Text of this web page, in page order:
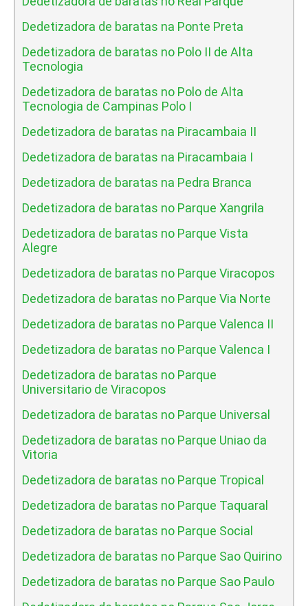
Dedetizadora de baratas na Ponte Preta
Dedetizadora de baratas no Polo II de Alta
Tecnologia
Dedetizadora de baratas no Polo de Alta
Tecnologia de Campinas Polo I
Dedetizadora de baratas na Piracambaia II
Dedetizadora de baratas na Piracambaia I
Dedetizadora de baratas na Pedra Branca
Dedetizadora de baratas no Parque Xangrila
Dedetizadora de baratas no Parque Vista
Alegre
Dedetizadora de baratas no Parque Viracopos
Dedetizadora de baratas no Parque Via Norte
Dedetizadora de baratas no Parque Valenca II
Dedetizadora de baratas no Parque Valenca I
Dedetizadora de baratas no Parque
Universitario de Viracopos
Dedetizadora de baratas no Parque Universal
Dedetizadora de baratas no Parque Uniao da
Vitoria
Dedetizadora de baratas no Parque Tropical
Dedetizadora de baratas no Parque Taquaral
Dedetizadora de baratas no Parque Social
Dedetizadora de baratas no Parque Sao Quirino
Dedetizadora de baratas no Parque Sao Paulo